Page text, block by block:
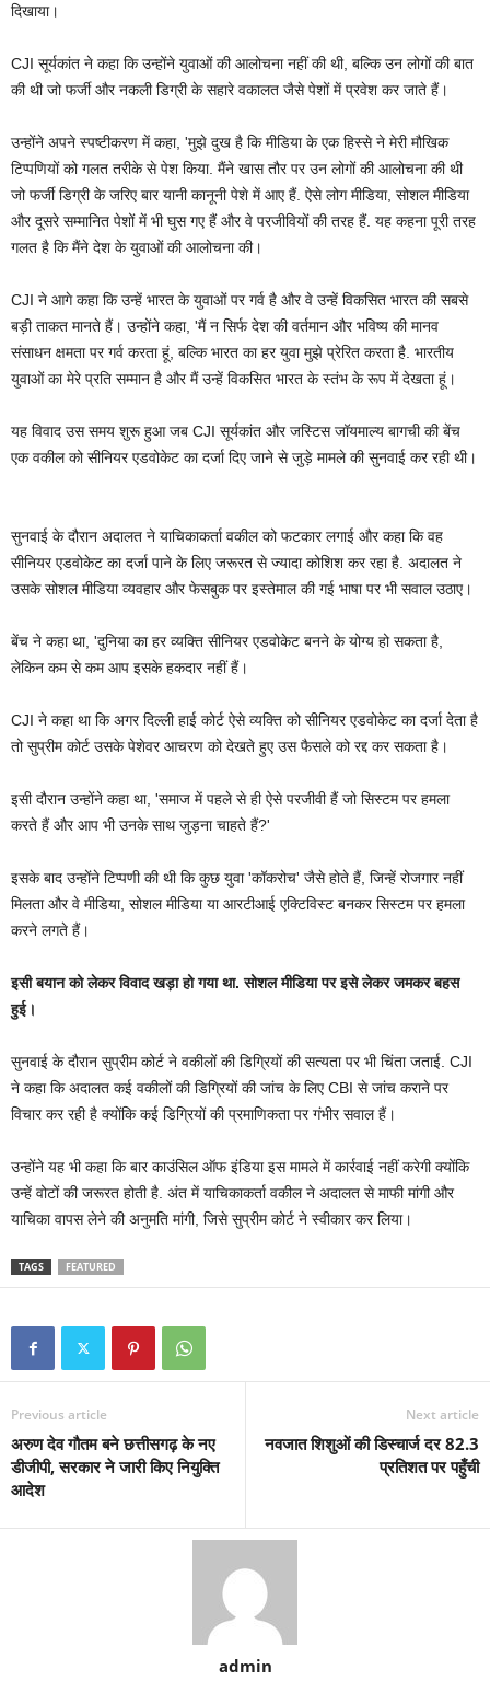
दिखाया।
CJI सूर्यकांत ने कहा कि उन्होंने युवाओं की आलोचना नहीं की थी, बल्कि उन लोगों की बात
की थी जो फर्जी और नकली डिग्री के सहारे वकालत जैसे पेशों में प्रवेश कर जाते हैं।
उन्होंने अपने स्पष्टीकरण में कहा, 'मुझे दुख है कि मीडिया के एक हिस्से ने मेरी मौखिक
टिप्पणियों को गलत तरीके से पेश किया. मैंने खास तौर पर उन लोगों की आलोचना की थी
जो फर्जी डिग्री के जरिए बार यानी कानूनी पेशे में आए हैं. ऐसे लोग मीडिया, सोशल मीडिया
और दूसरे सम्मानित पेशों में भी घुस गए हैं और वे परजीवियों की तरह हैं. यह कहना पूरी तरह
गलत है कि मैंने देश के युवाओं की आलोचना की।
CJI ने आगे कहा कि उन्हें भारत के युवाओं पर गर्व है और वे उन्हें विकसित भारत की सबसे
बड़ी ताकत मानते हैं। उन्होंने कहा, 'मैं न सिर्फ देश की वर्तमान और भविष्य की मानव
संसाधन क्षमता पर गर्व करता हूं, बल्कि भारत का हर युवा मुझे प्रेरित करता है. भारतीय
युवाओं का मेरे प्रति सम्मान है और मैं उन्हें विकसित भारत के स्तंभ के रूप में देखता हूं।
यह विवाद उस समय शुरू हुआ जब CJI सूर्यकांत और जस्टिस जॉयमाल्य बागची की बेंच
एक वकील को सीनियर एडवोकेट का दर्जा दिए जाने से जुड़े मामले की सुनवाई कर रही थी।
सुनवाई के दौरान अदालत ने याचिकाकर्ता वकील को फटकार लगाई और कहा कि वह
सीनियर एडवोकेट का दर्जा पाने के लिए जरूरत से ज्यादा कोशिश कर रहा है. अदालत ने
उसके सोशल मीडिया व्यवहार और फेसबुक पर इस्तेमाल की गई भाषा पर भी सवाल उठाए।
बेंच ने कहा था, 'दुनिया का हर व्यक्ति सीनियर एडवोकेट बनने के योग्य हो सकता है,
लेकिन कम से कम आप इसके हकदार नहीं हैं।
CJI ने कहा था कि अगर दिल्ली हाई कोर्ट ऐसे व्यक्ति को सीनियर एडवोकेट का दर्जा देता है
तो सुप्रीम कोर्ट उसके पेशेवर आचरण को देखते हुए उस फैसले को रद्द कर सकता है।
इसी दौरान उन्होंने कहा था, 'समाज में पहले से ही ऐसे परजीवी हैं जो सिस्टम पर हमला
करते हैं और आप भी उनके साथ जुड़ना चाहते हैं?'
इसके बाद उन्होंने टिप्पणी की थी कि कुछ युवा 'कॉकरोच' जैसे होते हैं, जिन्हें रोजगार नहीं
मिलता और वे मीडिया, सोशल मीडिया या आरटीआई एक्टिविस्ट बनकर सिस्टम पर हमला
करने लगते हैं।
इसी बयान को लेकर विवाद खड़ा हो गया था. सोशल मीडिया पर इसे लेकर जमकर बहस
हुई।
सुनवाई के दौरान सुप्रीम कोर्ट ने वकीलों की डिग्रियों की सत्यता पर भी चिंता जताई. CJI
ने कहा कि अदालत कई वकीलों की डिग्रियों की जांच के लिए CBI से जांच कराने पर
विचार कर रही है क्योंकि कई डिग्रियों की प्रमाणिकता पर गंभीर सवाल हैं।
उन्होंने यह भी कहा कि बार काउंसिल ऑफ इंडिया इस मामले में कार्रवाई नहीं करेगी क्योंकि
उन्हें वोटों की जरूरत होती है. अंत में याचिकाकर्ता वकील ने अदालत से माफी मांगी और
याचिका वापस लेने की अनुमति मांगी, जिसे सुप्रीम कोर्ट ने स्वीकार कर लिया।
TAGS FEATURED
Previous article
अरुण देव गौतम बने छत्तीसगढ़ के नए
डीजीपी, सरकार ने जारी किए नियुक्ति
आदेश
Next article
नवजात शिशुओं की डिस्चार्ज दर 82.3
प्रतिशत पर पहुँची
admin